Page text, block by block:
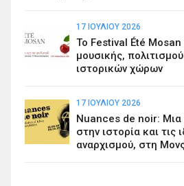
17 ΙΟΥΛΊΟΥ 2026
Το Festival Été Mosan
μουσικής,
ιστορικών χώρων
17 ΙΟΥΛΊΟΥ 2026
Nuances de noir: Μια
στην ιστορία και τις
αναρχισμού, στη